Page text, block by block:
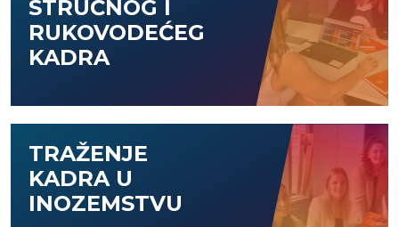
STRUČNOG I
RUKOVODEĆEG
KADRA
TRAŽENJE
KADRA U
INOZEMSTVU